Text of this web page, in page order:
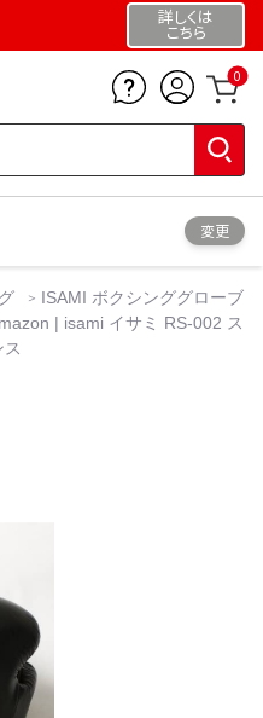
詳しくは
こちら
0
変更
ISAMI ボクシンググローブ
| isami イサミ RS-002 ス